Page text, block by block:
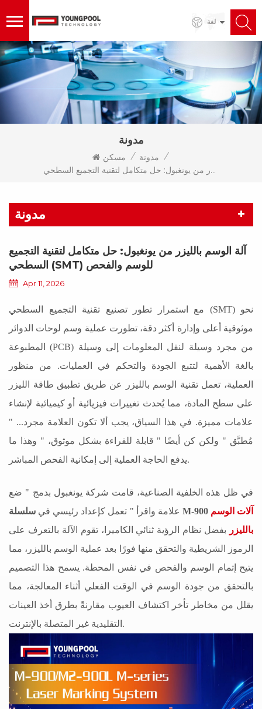
لغة
مدونة
مسكن / مدونة /
آلة الوسم بالليزر من يونغبول: حل متكامل لتقنية التجميع السطحي (SMT) للوسم والفحص
مدونة
آلة الوسم بالليزر من يونغبول: حل متكامل لتقنية التجميع
السطحي (SMT) للوسم والفحص
Apr 11, 2026
مع استمرار تطور تصنيع تقنية التجميع السطحي (SMT) نحو
موثوقية أعلى وإدارة أكثر دقة، تطورت عملية وسم لوحات الدوائر
المطبوعة (PCB) من مجرد وسيلة لنقل المعلومات إلى وسيلة
بالغة الأهمية لتتبع الجودة والتحكم في العمليات. من منظور
العملية، تعمل تقنية الوسم بالليزر عن طريق تطبيق طاقة الليزر
على سطح المادة، مما يُحدث تغييرات فيزيائية أو كيميائية لإنشاء
علامات مميزة. في هذا السياق، يجب ألا تكون العلامة مجرد... "
مُطبَّق " ولكن كن أيضًا " قابلة للقراءة بشكل موثوق، " وهذا ما
يدفع الحاجة العملية إلى إمكانية الفحص المباشر.
في ظل هذه الخلفية الصناعية، قامت شركة يونغبول بدمج " ضع
علامة واقرأ " تعمل كإعداد رئيسي في سلسلة M-900 آلات الوسم
بالليزر بفضل نظام الرؤية ثنائي الكاميرا، تقوم الآلة بالتعرف على
الرموز الشريطية والتحقق منها فورًا بعد عملية الوسم بالليزر، مما
يتيح إتمام الوسم والفحص في نفس المحطة. يسمح هذا التصميم
بالتحقق من جودة الوسم في الوقت الفعلي أثناء المعالجة، مما
يقلل من مخاطر تأخر اكتشاف العيوب مقارنةً بطرق أخذ العينات
التقليدية غير المتصلة بالإنترنت.